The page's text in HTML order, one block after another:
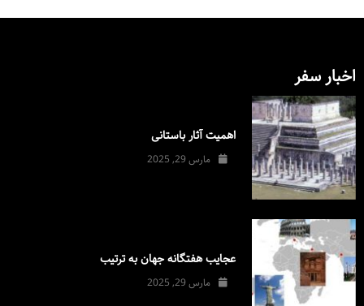
اخبار سفر
اهمیت آثار باستانی
مارس 29, 2025
عجایب هفتگانه جهان به ترتیب
مارس 29, 2025